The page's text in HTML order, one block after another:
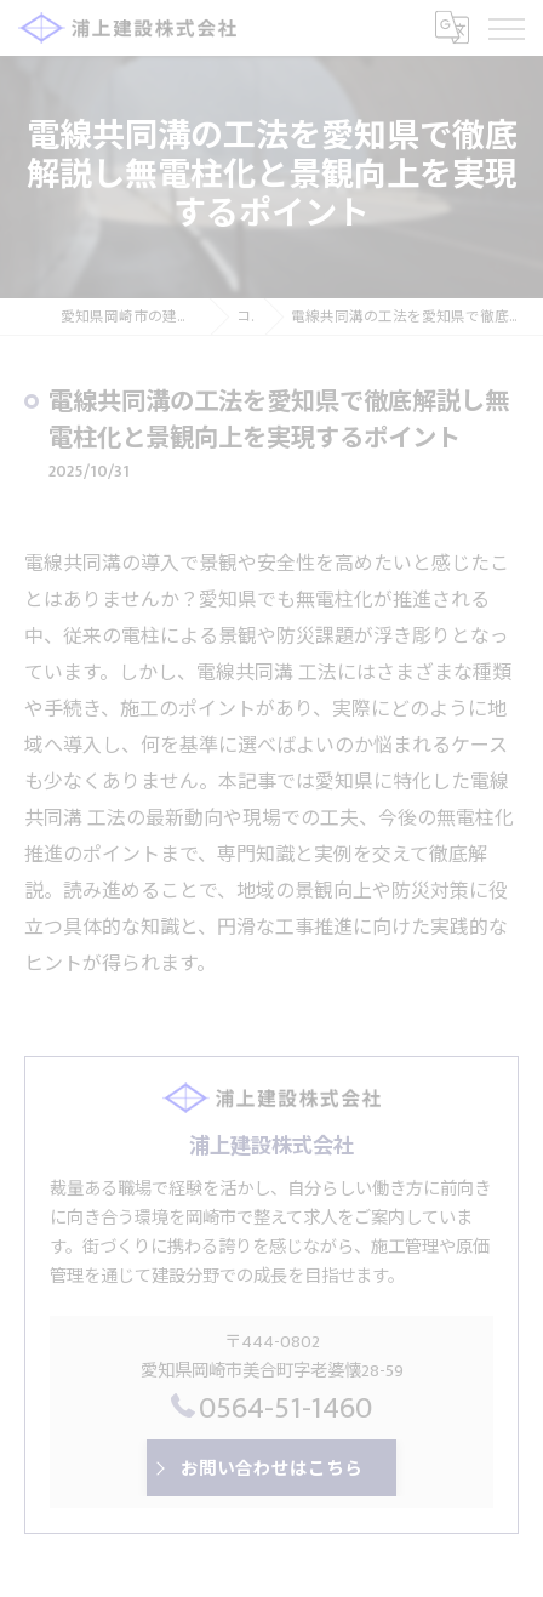
電線共同溝の工法を愛知県で徹底
解説し無電柱化と景観向上を実現
するポイント
愛知県岡崎市の建設の求人なら浦上建設株式会社 コラム 電線共同溝の工法を愛知県で徹底解説し無電柱化と景観向上を実現するポイント
電線共同溝の工法を愛知県で徹底解説し無
電柱化と景観向上を実現するポイント
2025/10/31
電線共同溝の導入で景観や安全性を高めたいと感じたこ
とはありませんか？愛知県でも無電柱化が推進される
中、従来の電柱による景観や防災課題が浮き彫りとなっ
ています。しかし、電線共同溝 工法にはさまざまな種類
や手続き、施工のポイントがあり、実際にどのように地
域へ導入し、何を基準に選べばよいのか悩まれるケース
も少なくありません。本記事では愛知県に特化した電線
共同溝 工法の最新動向や現場での工夫、今後の無電柱化
推進のポイントまで、専門知識と実例を交えて徹底解
説。読み進めることで、地域の景観向上や防災対策に役
立つ具体的な知識と、円滑な工事推進に向けた実践的な
ヒントが得られます。
浦上建設株式会社
裁量ある職場で経験を活かし、自分らしい働き方に前向き
に向き合う環境を岡崎市で整えて求人をご案内していま
す。街づくりに携わる誇りを感じながら、施工管理や原価
管理を通じて建設分野での成長を目指せます。
〒444-0802
愛知県岡崎市美合町字老婆懐28-59
0564-51-1460
お問い合わせはこちら